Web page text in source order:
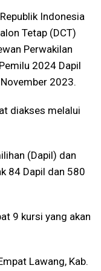
Indonesia
Tetap (DCT)
Perwakilan
2024 Dapil
2023.
diakses melalui
(Dapil) dan
84 Dapil dan 580
9 kursi yang akan
Lawang, Kab.